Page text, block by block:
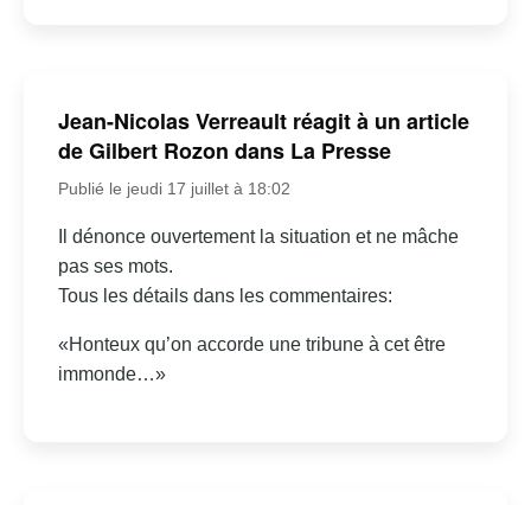
Jean-Nicolas Verreault réagit à un article
de Gilbert Rozon dans La Presse
Publié le jeudi 17 juillet à 18:02
Il dénonce ouvertement la situation et ne mâche
pas ses mots.
Tous les détails dans les commentaires:
«Honteux qu’on accorde une tribune à cet être
immonde…»